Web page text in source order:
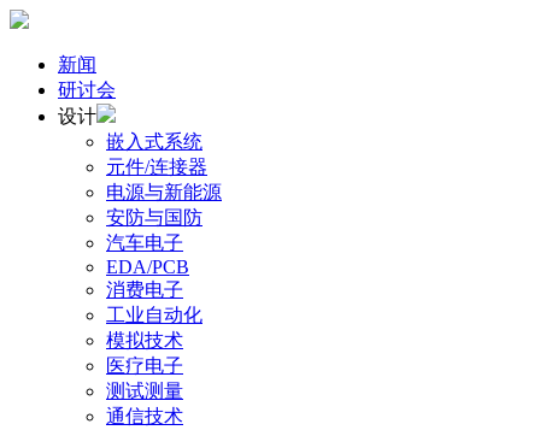
新闻
研讨会
设计
嵌入式系统
元件/连接器
电源与新能源
安防与国防
汽车电子
EDA/PCB
消费电子
工业自动化
模拟技术
医疗电子
测试测量
通信技术